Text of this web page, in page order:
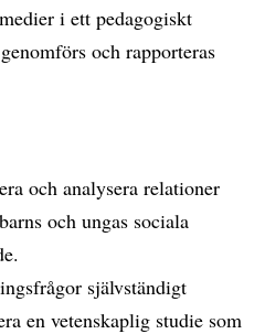
i ett pedagogiskt
och rapporteras
och analysera relationer
och ungas sociala
självständigt
en vetenskaplig studie som